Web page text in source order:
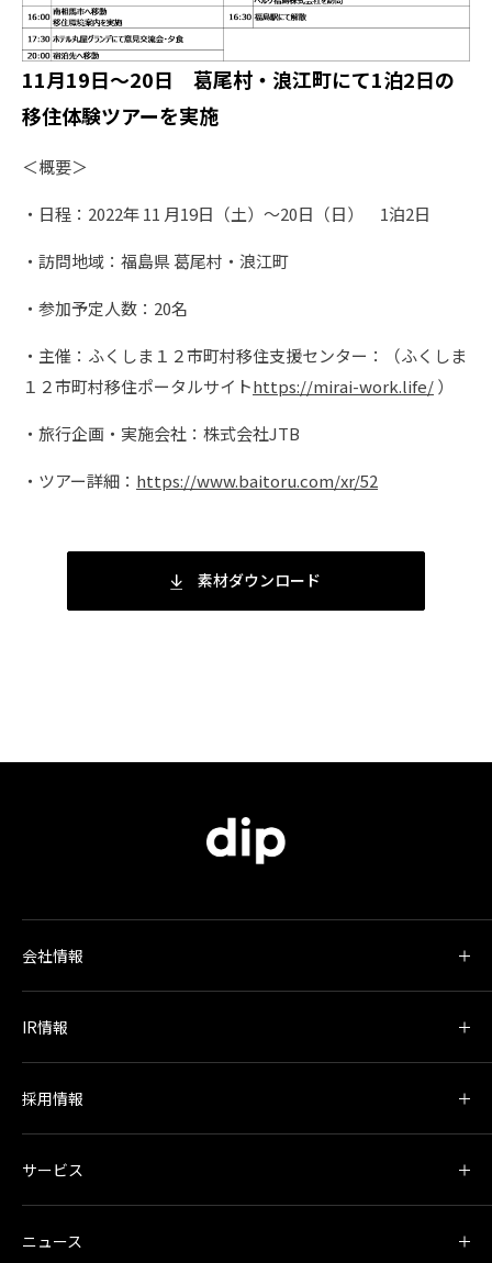
11月19日～20日 葛尾村・浪江町にて1泊2日の
移住体験ツアーを実施
＜概要＞
・日程：2022年 11 月19日（土）～20日（日） 1泊2日
・訪問地域：福島県 葛尾村・浪江町
・参加予定人数：20名
・主催：ふくしま１２市町村移住支援センター：（ふくしま
１２市町村移住ポータルサイトhttps://mirai-work.life/）
・旅行企画・実施会社：株式会社JTB
・ツアー詳細： https://www.baitoru.com/xr/52
素材ダウンロード
会社情報
IR情報
採用情報
サービス
ニュース